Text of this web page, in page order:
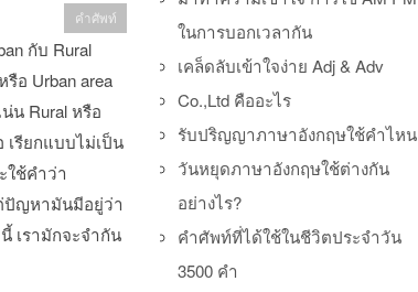
กับ Rural
อ Urban area
น Rural หรือ
เรียกแบบไม่เป็น
ใช้คำว่า
ปัญหามันมีอยู่ว่า
เรามักจะจำกัน
คำศัพท์
ในการบอกเวลากัน
เคล็ดลับเข้าใจง่าย Adj & Adv
Co.,Ltd คืออะไร
รับปริญญาภาษาอังกฤษใช้คำไหน
วันหยุดภาษาอังกฤษใช้ต่างกัน
อย่างไร?
คำศัพท์ที่ได้ใช้ในชีวิตประจำวัน
3500 คำ